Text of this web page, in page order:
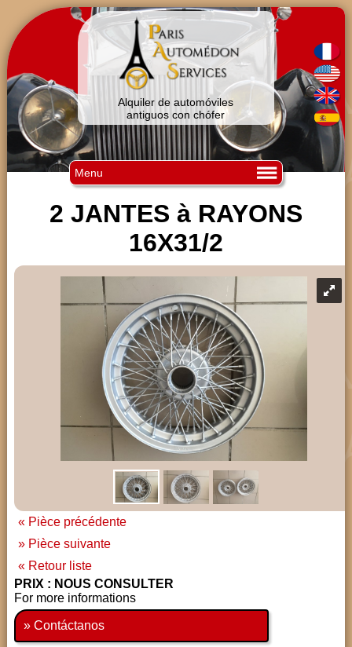
Alquiler de automóviles
antiguos con chófer
Menu
2 JANTES à RAYONS
16X31/2
« Pièce précédente
» Pièce suivante
« Retour liste
PRIX : NOUS CONSULTER
For more informations
» Contáctanos